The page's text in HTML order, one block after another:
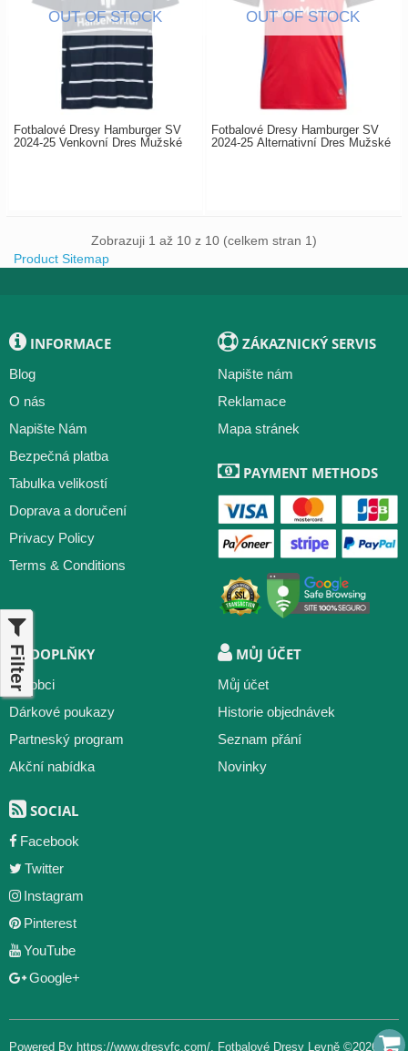
Filter
Fotbalové Dresy Hamburger SV
2024-25 Venkovní Dres Mužské
Fotbalové Dresy Hamburger SV
2024-25 Alternativní Dres Mužské
Zobrazuji 1 až 10 z 10 (celkem stran 1)
Product Sitemap
INFORMACE
Blog
O nás
Napište Nám
Bezpečná platba
Tabulka velikostí
Doprava a doručení
Privacy Policy
Terms & Conditions
ZÁKAZNICKÝ SERVIS
Napište nám
Reklamace
Mapa stránek
PAYMENT METHODS
DOPLŇKY
Výrobci
Dárkové poukazy
Partneský program
Akční nabídka
MŮJ ÚČET
Můj účet
Historie objednávek
Seznam přání
Novinky
SOCIAL
Facebook
Twitter
Instagram
Pinterest
YouTube
Google+
Powered By https://www.dresyfc.com/ Fotbalové Dresy Levně ©2026